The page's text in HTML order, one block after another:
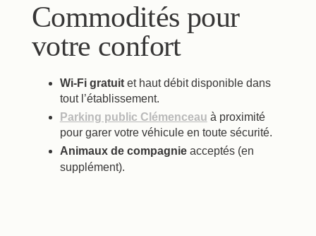
Commodités pour
votre confort
Wi-Fi gratuitet haut débit disponible dans
tout l’établissement.
Parking public Clémenceau à proximité
pour garer votre véhicule en toute sécurité.
Animaux de compagnieacceptés (en
supplément).